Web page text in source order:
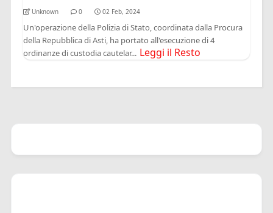
Unknown 0 02 Feb, 2024
Un'operazione della Polizia di Stato, coordinata dalla Procura
della Repubblica di Asti, ha portato all'esecuzione di 4
ordinanze di custodia cautelar... Leggi il Resto